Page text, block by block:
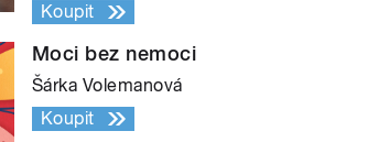
Koupit
Moci bez nemoci
Šárka Volemanová
Koupit